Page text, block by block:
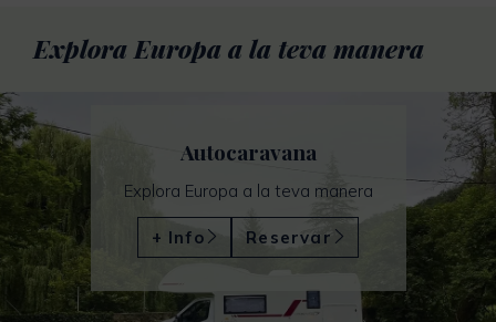
Explora Europa a la teva manera
Autocaravana
Explora Europa a la teva manera
+ Info Reservar